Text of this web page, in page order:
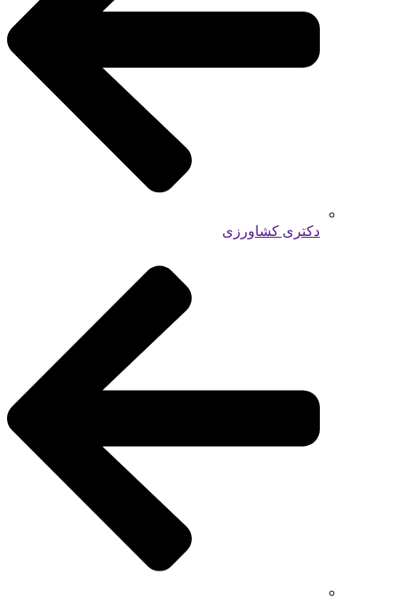
دکتری کشاورزی